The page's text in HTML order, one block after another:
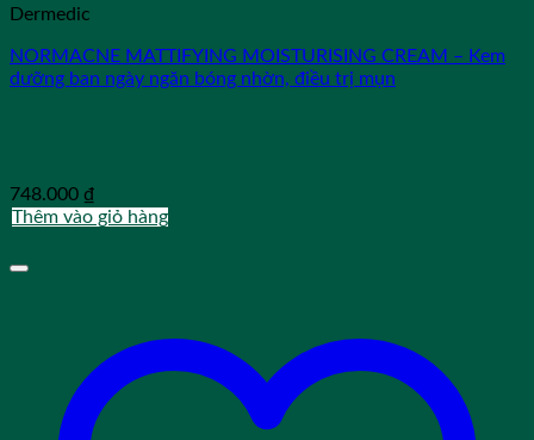
Dermedic
NORMACNE MATTIFYING MOISTURISING CREAM – Kem
dưỡng ban ngày ngăn bóng nhờn, điều trị mụn
748.000 ₫
Thêm vào giỏ hàng